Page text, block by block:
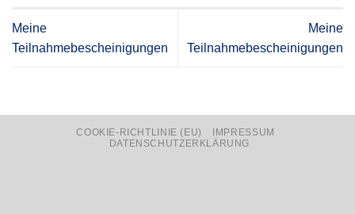
Meine
Teilnahmebescheinigungen
Meine
Teilnahmebescheinigungen
COOKIE-RICHTLINIE (EU)
IMPRESSUM
DATENSCHUTZERKLÄRUNG